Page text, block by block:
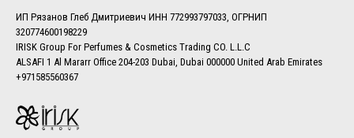
заказов вы можете в разделеДоставка.
ИП Рязанов Глеб Дмитриевич ИНН 772993797033, ОГРНИП
320774600198229
IRISK Group For Perfumes & Cosmetics Trading CO. L.L.C
ALSAFI 1 Al Mararr Office 204-203 Dubai, Dubai 000000 United Arab Emirates
+971585560367